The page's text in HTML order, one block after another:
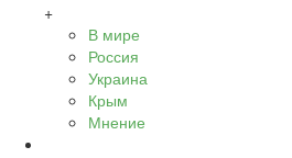
+
В мире
Россия
Украина
Крым
Мнение